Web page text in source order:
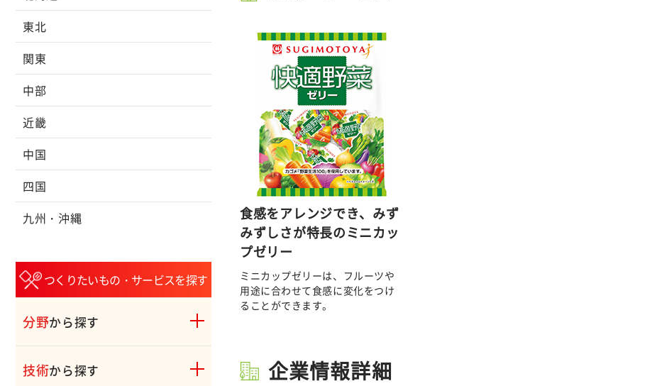
東北
関東
中部
近畿
中国
四国
九州・沖縄
つくりたいもの・サービスを探す
分野から探す
技術から探す
食感をアレンジでき、みず
みずしさが特長のミニカッ
プゼリー
ミニカップゼリーは、フルーツや
用途に合わせて食感に変化をつけ
ることができます。
企業情報詳細